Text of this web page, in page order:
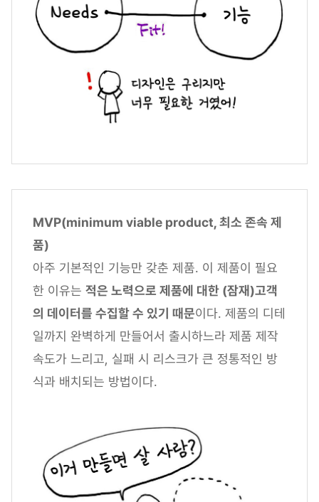
MVP(minimum viable product, 최소 존속 제
품)
아주 기본적인 기능만 갖춘 제품. 이 제품이 필요
한 이유는 적은 노력으로 제품에 대한 (잠재)고객
의 데이터를 수집할 수 있기 때문이다. 제품의 디테
일까지 완벽하게 만들어서 출시하느라 제품 제작
속도가 느리고, 실패 시 리스크가 큰 정통적인 방
식과 배치되는 방법이다.